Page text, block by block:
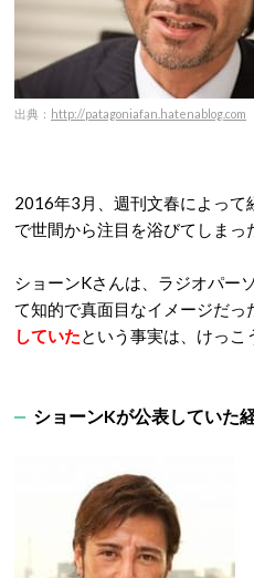
出典： http://patagoniafan.hatenablog.com
2016年3月、週刊文春によって
で世間から注目を浴びてしまっ
ショーンKさんは、ラジオパー
て知的で真面目なイメージだっ
していたという事実は、けっこ
ショーンKが公表していた